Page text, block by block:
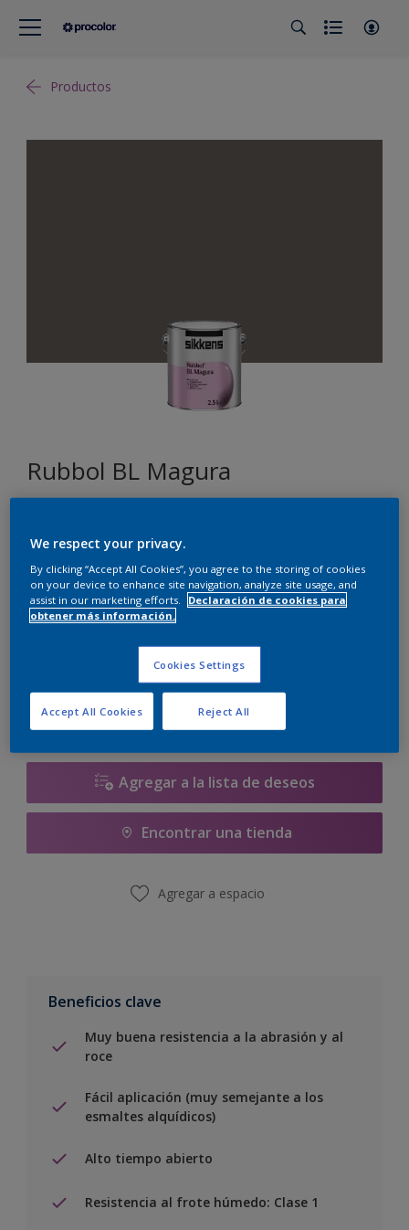
Productos
Rubbol BL Magura
Tamaño
Calculadora de pintura
Calcular
Agregar a la lista de deseos
Encontrar una tienda
Agregar a espacio
Beneficios clave
Muy buena resistencia a la abrasión y al
roce
Fácil aplicación (muy semejante a los
esmaltes alquídicos)
Alto tiempo abierto
Resistencia al frote húmedo: Clase 1
We respect your privacy.
By clicking “Accept All Cookies”, you agree to the storing of cookies
on your device to enhance site navigation, analyze site usage, and
assist in our marketing efforts.
Declaración de cookies para
obtener más información.
Cookies Settings
Reject All
Accept All Cookies